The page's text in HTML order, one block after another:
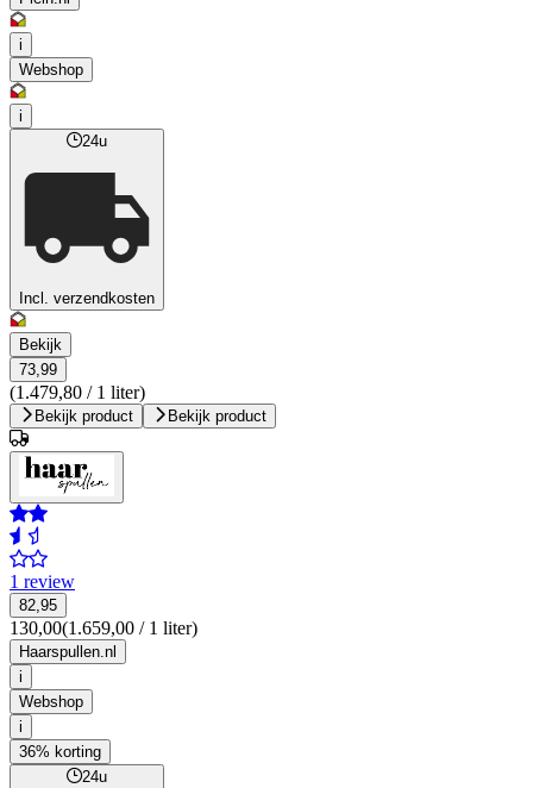
i
Webshop
i
24u
Incl. verzendkosten
Bekijk
73,99
(1.479,80 / 1 liter)
Bekijk product Bekijk product
1 review
82,95
130,00(1.659,00 / 1 liter)
Haarspullen.nl
i
Webshop
i
36% korting
24u